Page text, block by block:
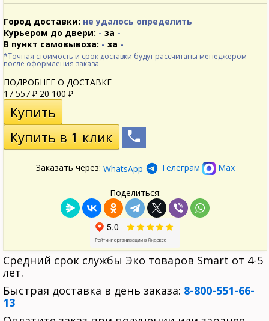
Город доставки: не удалось определить
Курьером до двери: - за -
В пункт самовывоза: - за -
*Точная стоимость и срок доставки будут рассчитаны менеджером
после оформления заказа
ПОДРОБНЕЕ О ДОСТАВКЕ
17 557 ₽ 20 100 ₽
Заказать через: WhatsApp Телеграм Max
Поделиться:
Средний срок службы Эко товаров Smart от 4-5
лет.
Быстрая доставка в день заказа: 8-800-551-66-
13